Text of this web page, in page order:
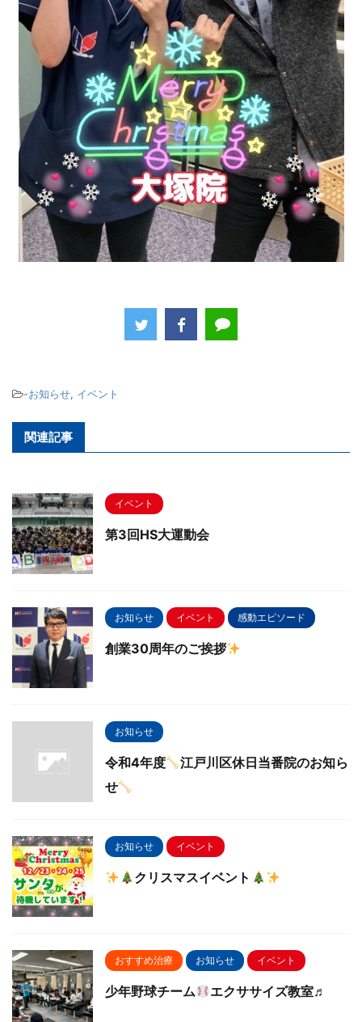
-お知らせ, イベント
関連記事
イベント
第3回HS大運動会
お知らせ イベント 感動エピソード
創業30周年のご挨拶
お知らせ
令和4年度
江戸川区休日当番院のお知ら
せ
お知らせ イベント
クリスマスイベント
おすすめ治療 お知らせ イベント
少年野球チーム エクササイズ教室♬